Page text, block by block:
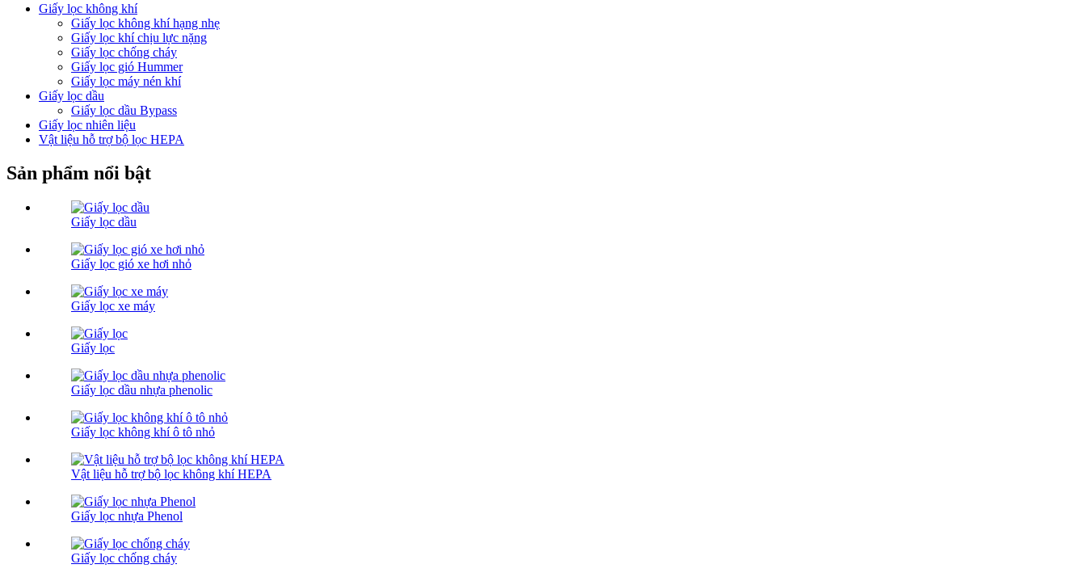
Giấy lọc không khí
Giấy lọc không khí hạng nhẹ
Giấy lọc khí chịu lực nặng
Giấy lọc chống cháy
Giấy lọc gió Hummer
Giấy lọc máy nén khí
Giấy lọc dầu
Giấy lọc dầu Bypass
Giấy lọc nhiên liệu
Vật liệu hỗ trợ bộ lọc HEPA
Sản phẩm nổi bật
Giấy lọc dầu
Giấy lọc gió xe hơi nhỏ
Giấy lọc xe máy
Giấy lọc
Giấy lọc dầu nhựa phenolic
Giấy lọc không khí ô tô nhỏ
Vật liệu hỗ trợ bộ lọc không khí HEPA
Giấy lọc nhựa Phenol
Giấy lọc chống cháy